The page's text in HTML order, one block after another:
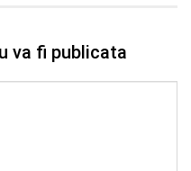
va fi publicata